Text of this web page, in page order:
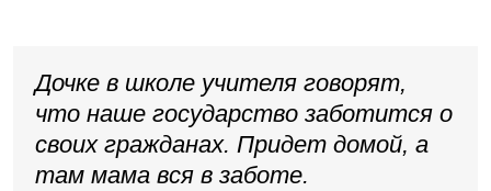
Дочке в школе учителя говорят,
что наше государство заботится о
своих гражданах. Придет домой, а
там мама вся в заботе.